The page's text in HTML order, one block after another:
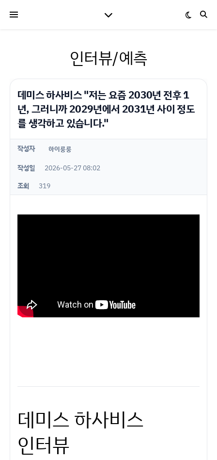
인터뷰/예측
데미스 하사비스 "저는 요즘 2030년 전후 1
년, 그러니까 2029년에서 2031년 사이 정도
를 생각하고 있습니다."
작성자 하이룽룽
작성일
2026-05-27 08:02
조회
319
데미스 하사비스
인터뷰